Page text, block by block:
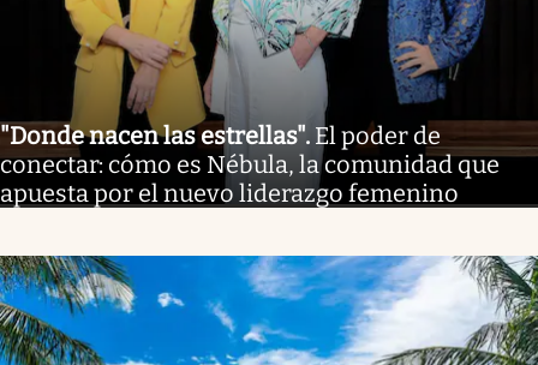
"Donde nacen las estrellas". El poder de
conectar: cómo es Nébula, la comunidad que
apuesta por el nuevo liderazgo femenino